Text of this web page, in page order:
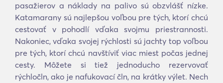
pasažierov a náklady na palivo sú obzvlášť nízke.
Katamarany sú najlepšou voľbou pre tých, ktorí chcú
cestovať v pohodlí vďaka svojmu priestrannosti.
Nakoniec, vďaka svojej rýchlosti sú jachty top voľbou
pre tých, ktorí chcú navštíviť viac miest počas jednej
cesty. Môžete si tiež jednoducho rezervovať
rýchločln, ako je nafukovací čln, na krátky výlet. Nech